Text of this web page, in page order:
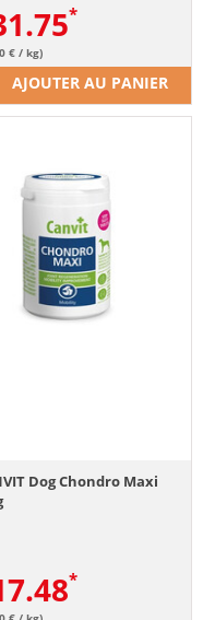
€ / kg)
AJOUTER AU PANIER
Dog Chondro Maxi